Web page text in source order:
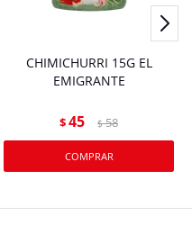
CHIMICHURRI 15G EL
EMIGRANTE
$45 $ 58